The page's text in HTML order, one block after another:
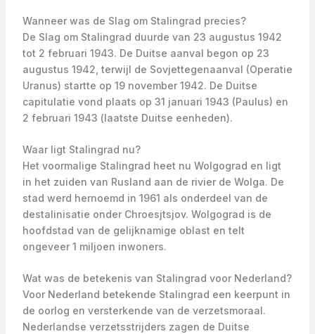
Wanneer was de Slag om Stalingrad precies?
De Slag om Stalingrad duurde van 23 augustus 1942
tot 2 februari 1943. De Duitse aanval begon op 23
augustus 1942, terwijl de Sovjettegenaanval (Operatie
Uranus) startte op 19 november 1942. De Duitse
capitulatie vond plaats op 31 januari 1943 (Paulus) en
2 februari 1943 (laatste Duitse eenheden).
Waar ligt Stalingrad nu?
Het voormalige Stalingrad heet nu Wolgograd en ligt
in het zuiden van Rusland aan de rivier de Wolga. De
stad werd hernoemd in 1961 als onderdeel van de
destalinisatie onder Chroesjtsjov. Wolgograd is de
hoofdstad van de gelijknamige oblast en telt
ongeveer 1 miljoen inwoners.
Wat was de betekenis van Stalingrad voor Nederland?
Voor Nederland betekende Stalingrad een keerpunt in
de oorlog en versterkende van de verzetsmoraal.
Nederlandse verzetsstrijders zagen de Duitse